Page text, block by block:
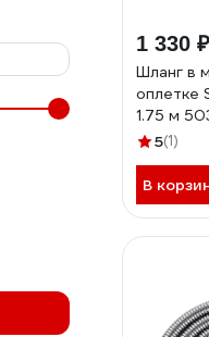
1 330 ₽
Шланг в
оплетке
1.75 м
5(1)
В